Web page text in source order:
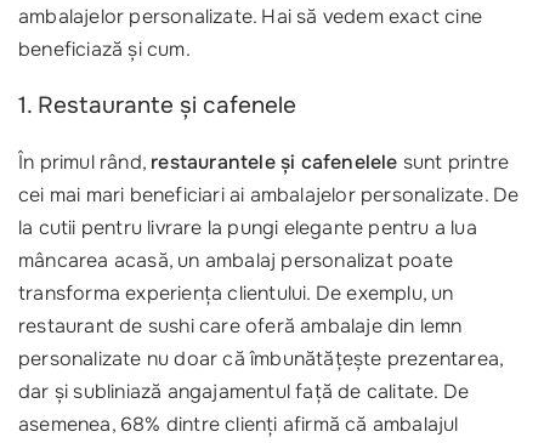
ambalajelor personalizate. Hai să vedem exact cine
beneficiază și cum.
1. Restaurante și cafenele
În primul rând, restaurantele și cafenelele sunt printre
cei mai mari beneficiari ai ambalajelor personalizate. De
la cutii pentru livrare la pungi elegante pentru a lua
mâncarea acasă, un ambalaj personalizat poate
transforma experiența clientului. De exemplu, un
restaurant de sushi care oferă ambalaje din lemn
personalizate nu doar că îmbunătățește prezentarea,
dar și subliniază angajamentul față de calitate. De
asemenea, 68% dintre clienți afirmă că ambalajul